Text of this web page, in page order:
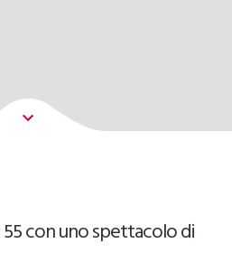
con uno spettacolo di